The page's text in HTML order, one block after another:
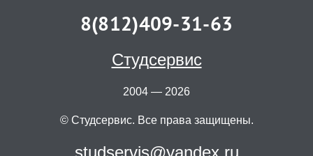
8(812)409-31-63
Студсервис
2004 — 2026
© Студсервис. Все права защищены.